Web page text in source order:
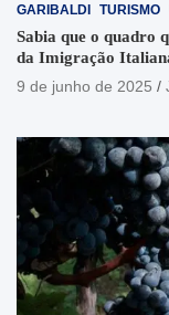
GARIBALDI TURISMO
Sabia que o quadro
da Imigração
9 de junho de 2025